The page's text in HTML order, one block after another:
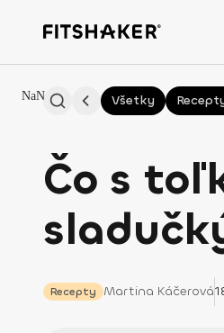
Všetky
Čo s
Recepty Martina Káčerová
NaN